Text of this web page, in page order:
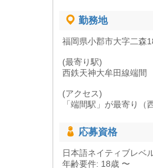
勤務地
福岡県小郡市大字二森
(最寄り駅)
西鉄天神大牟田線端間
(アクセス)
「端間駅」が最寄り
応募資格
日本語ネイティブレベ
年齢要件: 18歳 〜